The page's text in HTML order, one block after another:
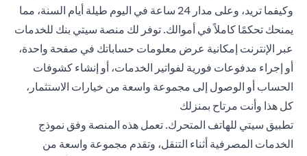
وكيفما تريد، وعلى مدار 24 ساعة في اليوم طيلة أيام السنة، مما
يمنحك تحكمًا كاملاً في أموالك. توفر لك منصة سيتي بنك للخدمات
عبر الإنترنت إمكانية عرض معلومات حساباتك في صفحة واحدة،
أو إجراء مدفوعات فورية لفواتير الخدمات، أو إنشاء كشوفات
الحساب أو الوصول إلى مجموعة واسعة من خيارات الاستثمار،
كل هذا وأنت مرتاح بمنزلك
تطبيق سيتي للهاتف المتحرك. تعمل هذه المنصة وفق نموذج
الخدمات المصرفية أثناء التنقل، وتقدم مجموعة واسعة من